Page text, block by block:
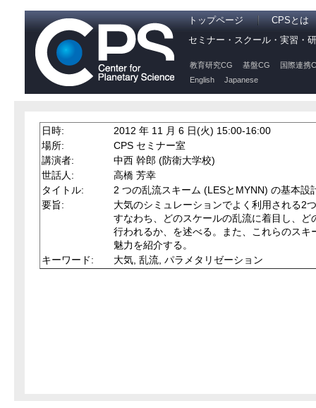
トップページ
CPSとは
セミナー・スクール・実習・
教育研究CG 基盤CG
国際連携
English
Japanese
日時:
2012 年 11 月 6 日(火) 15:00-16:00
場所:
CPS セミナー室
講演者:
中西 幹郎 (防衛大学校)
世話人:
高橋 芳幸
タイトル:
2 つの乱流スキーム (LESとMYNN) の基本設
要旨:
大気のシミュレーションでよく利用される2
すなわち、どのスケールの乱流に着目し、
行われるか、を述べる。また、これらのス
魅力を紹介する。
キーワード:
大気, 乱流, パラメタリゼーション